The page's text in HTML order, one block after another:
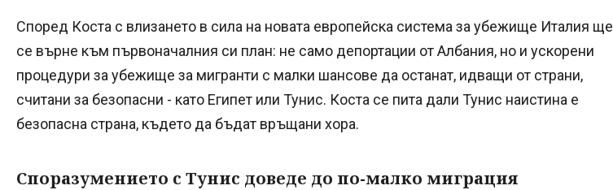
Според Коста с влизането в сила на новата европейска система за убежище Италия ще
се върне към първоначалния си план: не само депортации от Албания, но и ускорени
процедури за убежище за мигранти с малки шансове да останат, идващи от страни,
считани за безопасни - като Египет или Тунис. Коста се пита дали Тунис наистина е
безопасна страна, където да бъдат връщани хора.
Споразумението с Тунис доведе до по-малко миграция